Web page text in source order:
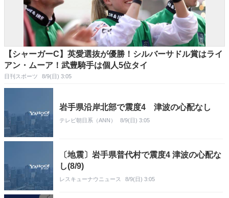
【シャーガーC】英愛選抜が優勝！シルバーサドル賞はライ
アン・ムーア！武豊騎手は個人5位タイ
日刊スポーツ 8/9(日) 3:05
岩手県沿岸北部で震度4 津波の心配なし
テレビ朝日系（ANN） 8/9(日) 3:05
〔地震〕岩手県普代村で震度4 津波の心配な
し(8/9)
レスキューナウニュース 8/9(日) 3:05